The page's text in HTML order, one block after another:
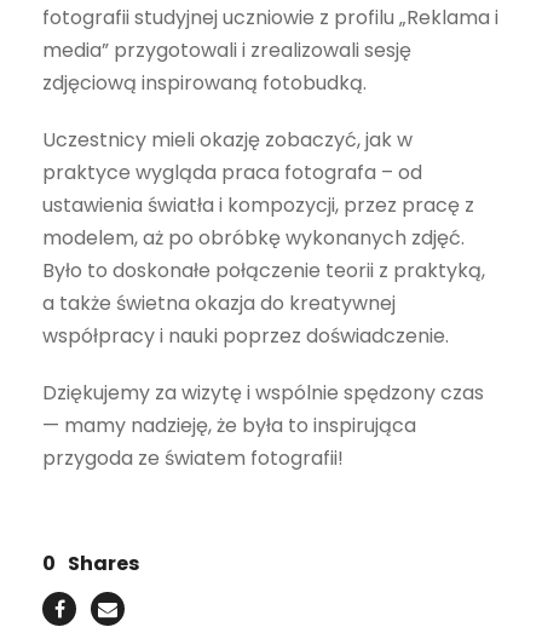
fotografii studyjnej uczniowie z profilu „Reklama i
media” przygotowali i zrealizowali sesję
zdjęciową inspirowaną fotobudką.
Uczestnicy mieli okazję zobaczyć, jak w
praktyce wygląda praca fotografa – od
ustawienia światła i kompozycji, przez pracę z
modelem, aż po obróbkę wykonanych zdjęć.
Było to doskonałe połączenie teorii z praktyką,
a także świetna okazja do kreatywnej
współpracy i nauki poprzez doświadczenie.
Dziękujemy za wizytę i wspólnie spędzony czas
— mamy nadzieję, że była to inspirująca
przygoda ze światem fotografii!
0 Shares